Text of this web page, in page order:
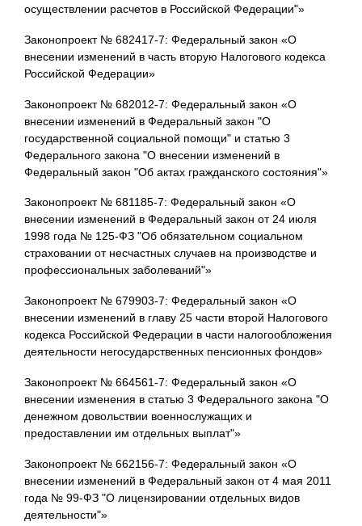
осуществлении расчетов в Российской Федерации"»
Законопроект № 682417-7: Федеральный закон «О
внесении изменений в часть вторую Налогового кодекса
Российской Федерации»
Законопроект № 682012-7: Федеральный закон «О
внесении изменений в Федеральный закон "О
государственной социальной помощи" и статью 3
Федерального закона "О внесении изменений в
Федеральный закон "Об актах гражданского состояния"»
Законопроект № 681185-7: Федеральный закон «О
внесении изменений в Федеральный закон от 24 июля
1998 года № 125-ФЗ "Об обязательном социальном
страховании от несчастных случаев на производстве и
профессиональных заболеваний"»
Законопроект № 679903-7: Федеральный закон «О
внесении изменений в главу 25 части второй Налогового
кодекса Российской Федерации в части налогообложения
деятельности негосударственных пенсионных фондов»
Законопроект № 664561-7: Федеральный закон «О
внесении изменения в статью 3 Федерального закона "О
денежном довольствии военнослужащих и
предоставлении им отдельных выплат"»
Законопроект № 662156-7: Федеральный закон «О
внесении изменений в Федеральный закон от 4 мая 2011
года № 99-ФЗ "О лицензировании отдельных видов
деятельности"»